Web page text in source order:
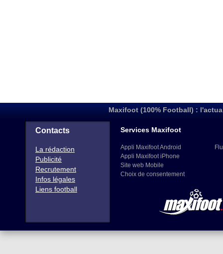
Maxifoot (100% Football) :
Contacts
La rédaction
Publicité
Recrutement
Infos légales
Liens football
Services Maxifoot
Appli Maxifoot Android
Appli Maxifoot iPhone
Site web Mobile
Choix de consentement